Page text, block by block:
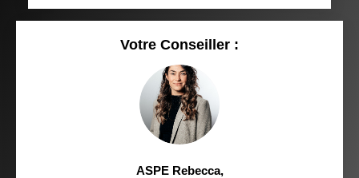
Votre Conseiller :
ASPE Rebecca,